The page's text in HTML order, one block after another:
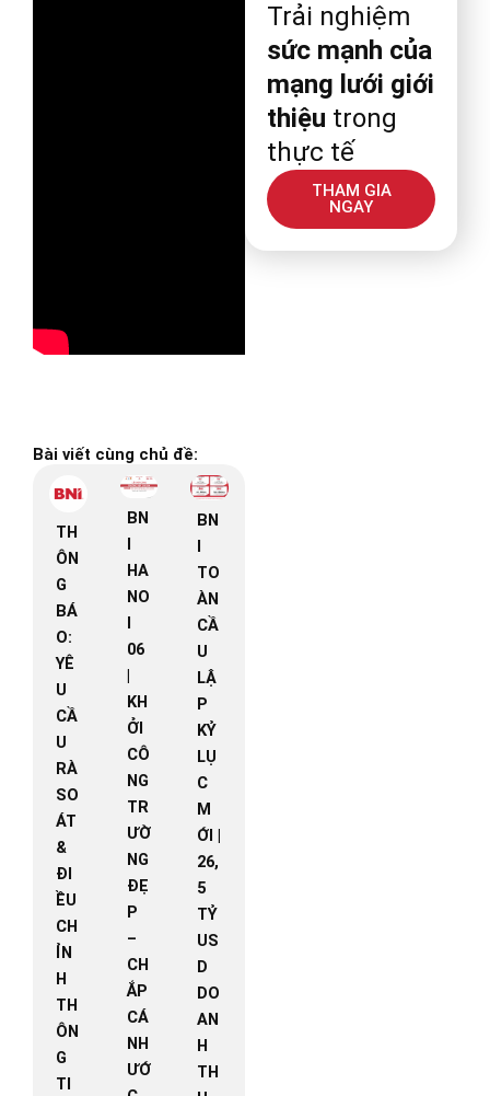
Bài viết cùng chủ đề:
TH
ÔN
G
BÁ
O:
YÊ
U
CẦ
U
RÀ
SO
ÁT
&
ĐI
ỀU
CH
ỈN
H
TH
ÔN
G
TI
BN
I
HA
NO
I
06
|
KH
ỞI
CÔ
NG
TR
ƯỜ
NG
ĐẸ
P
–
CH
ẮP
CÁ
NH
ƯỚ
BN
TO
ÀN
CẦ
U
LẬ
P
KỶ
LỤ
C
M
ỚI |
26,
5
TỶ
US
D
DO
AN
H
TH
Trải nghiệm
sức mạnh của
mạng lưới giới
thiệu trong
thực tế
THAM GIA
NGAY